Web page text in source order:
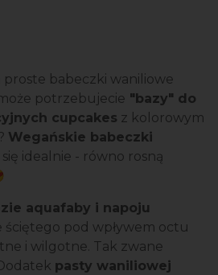
babeczki waniliowe
potrzebujecie "bazy" do
cupcakes z kolorowym
Wegańskie babeczki
idealnie - równo rosną
aquafaby i napoju
ściętego pod wpływem octu
i wilgotne. Tak zwane
pasty waniliowej